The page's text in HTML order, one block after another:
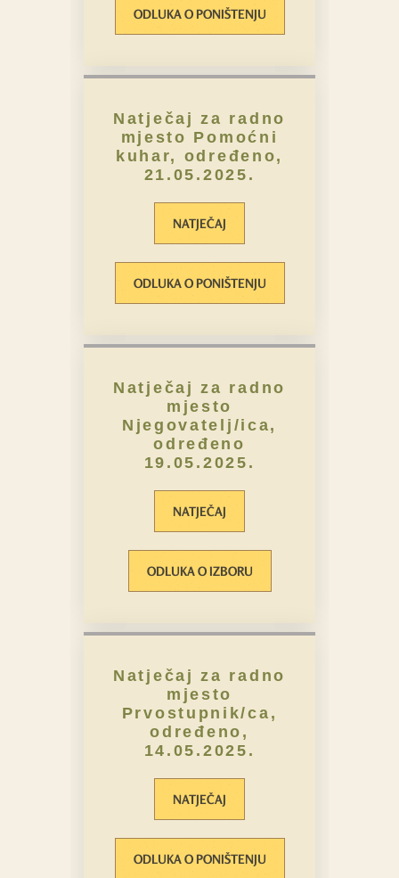
ODLUKA O PONIŠTENJU
Natječaj za radno
mjesto Pomoćni
kuhar, određeno,
21.05.2025.
NATJEČAJ
ODLUKA O PONIŠTENJU
Natječaj za radno
mjesto
Njegovatelj/ica,
određeno
19.05.2025.
NATJEČAJ
ODLUKA O IZBORU
Natječaj za radno
mjesto
Prvostupnik/ca,
određeno,
14.05.2025.
NATJEČAJ
ODLUKA O PONIŠTENJU